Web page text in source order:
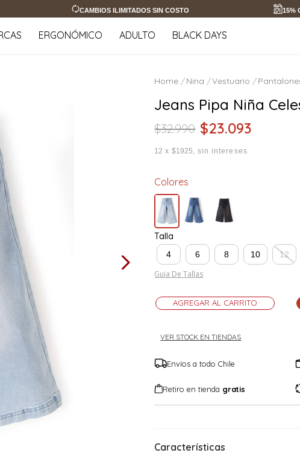
CAMBIOS ILIMITADOS SIN COSTO 15%
ERGONÓMICO ADULTO BLACK DAYS
Nina Vestuario
Jeans Pipa Niña
$32.990 $23.093
12 x $1925 sin intereses
Colores
Talla
4 6 8 10 12
Guia De Tallas
AGREGAR AL CARRITO
VER STOCK EN TIENDAS
Envíos a todo Chile
Retiro en tienda gratis
Características